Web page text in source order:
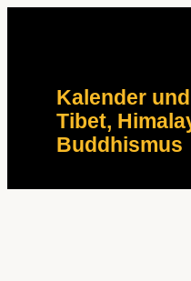
Kalender
Tibet,
Buddhismus